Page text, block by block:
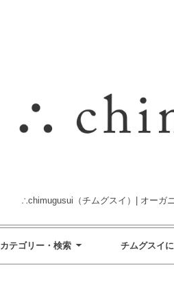
∴chimugusui（チムグスイ）| オーガ
カテゴリー・検索 チムグスイ